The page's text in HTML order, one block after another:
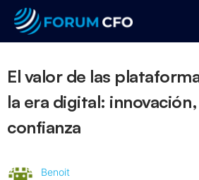
El valor de las
la era digital:
confianza
Benoit